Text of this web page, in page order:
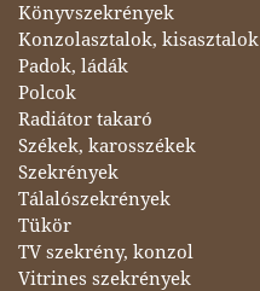
Könyvszekrények
Konzolasztalok, kisasztalok
Padok, ládák
Polcok
Radiátor takaró
Székek, karosszékek
Szekrények
Tálalószekrények
Tükör
TV szekrény, konzol
Vitrines szekrények